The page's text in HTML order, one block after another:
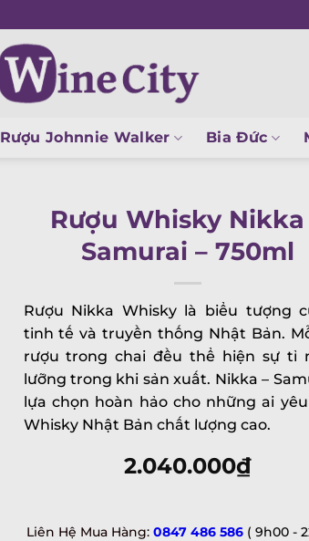
Rượu Johnnie Walker Bia Đức
Rượu Whisky Nikka
Samurai – 750ml
Rượu Nikka Whisky là biểu tượng
tinh tế và truyền thống Nhật Bản.
rượu trong chai đều thể hiện sự tỉ
lưỡng trong khi sản xuất. Nikka –
lựa chọn hoàn hảo cho những ai
Whisky Nhật Bản chất lượng cao.
2.040.000₫
Liên Hệ Mua Hàng: 0847 486 586 ( 9h00 -